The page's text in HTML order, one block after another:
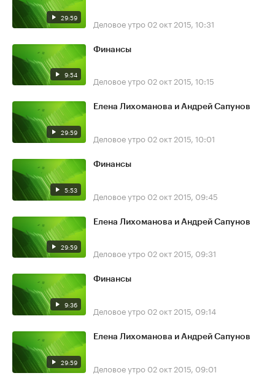
29:59 Деловое утро 02 окт 2015, 10:31
9:54
Финансы
Деловое утро 02 окт 2015, 10:15
29:59
Елена Лихоманова и Андрей Сапунов
Деловое утро 02 окт 2015, 10:01
5:53
Финансы
Деловое утро 02 окт 2015, 09:45
29:59
Елена Лихоманова и Андрей Сапунов
Деловое утро 02 окт 2015, 09:31
9:36
Финансы
Деловое утро 02 окт 2015, 09:14
29:59
Елена Лихоманова и Андрей Сапунов
Деловое утро 02 окт 2015, 09:01